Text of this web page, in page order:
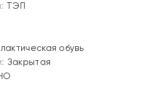
ТЭП
обувь
Закрытая